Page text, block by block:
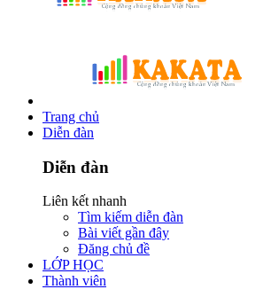
Trang chủ
Diễn đàn
Diễn đàn
Liên kết nhanh
Tìm kiếm diễn đàn
Bài viết gần đây
Đăng chủ đề
LỚP HỌC
Thành viên